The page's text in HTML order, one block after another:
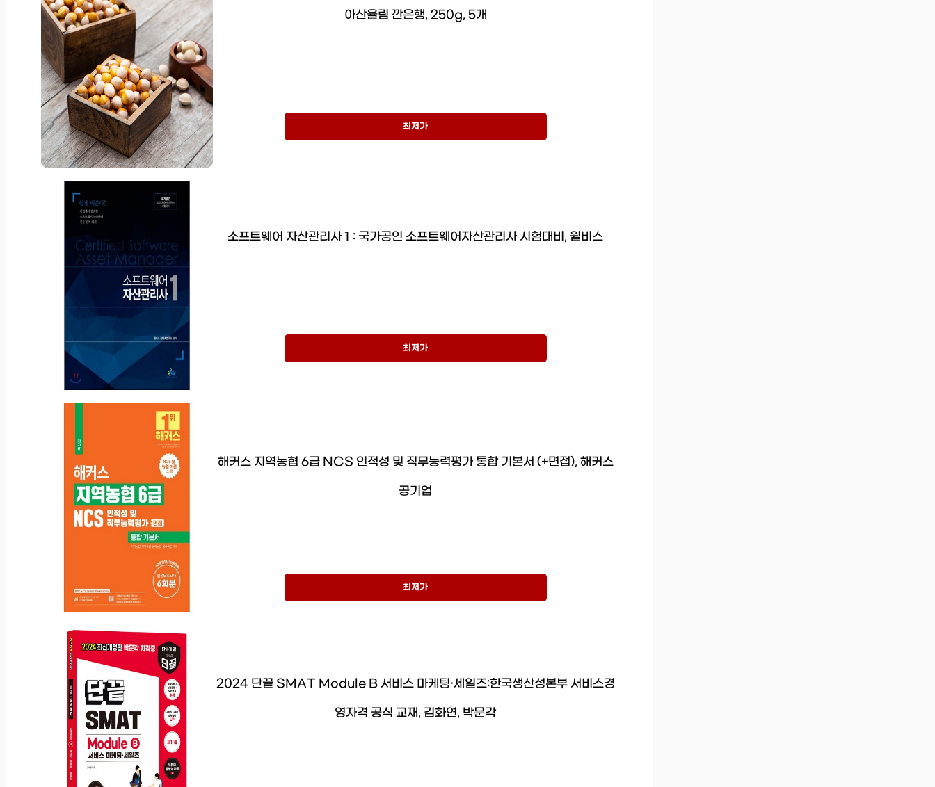
아산율림 깐은행, 250g, 5개
최저가
소프트웨어 자산관리사 1 : 국가공인 소프트웨어자산관리사 시험대비, 윌비스
최저가
해커스 지역농협 6급 NCS 인적성 및 직무능력평가 통합 기본서 (+면접), 해커스
공기업
최저가
2024 단끝 SMAT Module B 서비스 마케팅·세일즈:한국생산성본부 서비스경
영자격 공식 교재, 김화연, 박문각